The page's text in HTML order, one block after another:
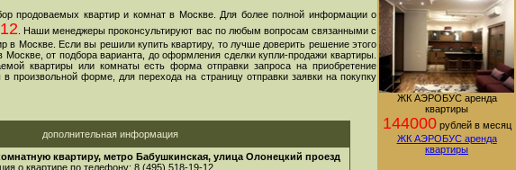
продоваемых квартир и комнат в Москве. Для более полной информации о
. Наши менеджеры проконсультируют вас по любым вопросам связанными с
в Москве. Если вы решили купить квартиру, то лучше доверить решение этого
от подбора варианта, до оформления сделки купли-продажи квартиры.
квартиры или комнаты есть форма отправки запроса на приобретение
форме, для перехода на страницу отправки заявки на покупку
дополнительная информация
квартиру, метро Бабушкинская, улица Олонецкий проезд
о квартире по телефону: 8 (495) 518-19-12
ЖК АЭРОБУС аренда
квартиры
144000рублей в месяц
ЖК АЭРОБУС аренда
квартиры